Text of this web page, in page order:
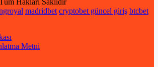
Hakları Saklıdır
madridbet cryptobet güncel giriş btcbet
Metni